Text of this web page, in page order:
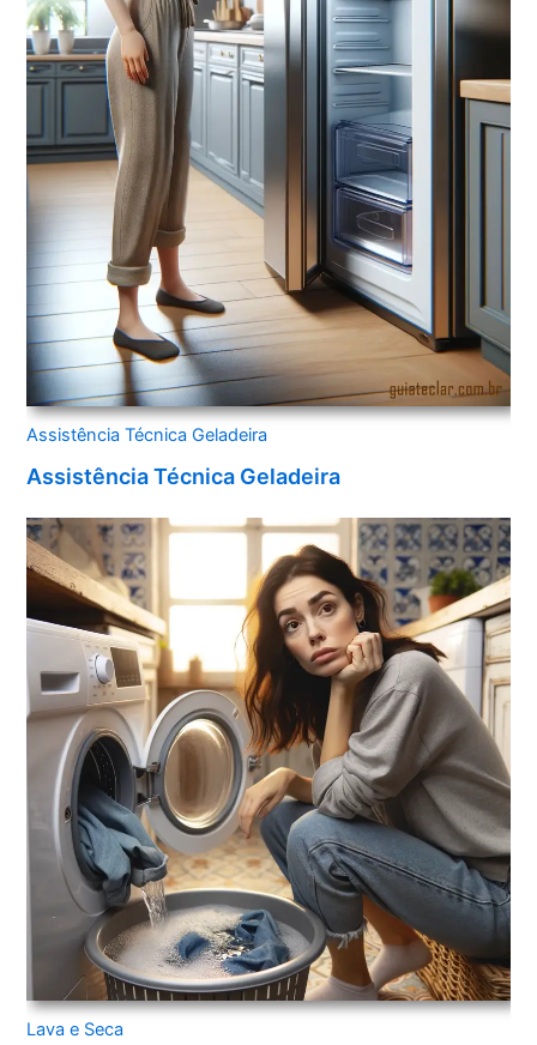
Assistência Técnica Geladeira
Assistência Técnica Geladeira
Lava e Seca